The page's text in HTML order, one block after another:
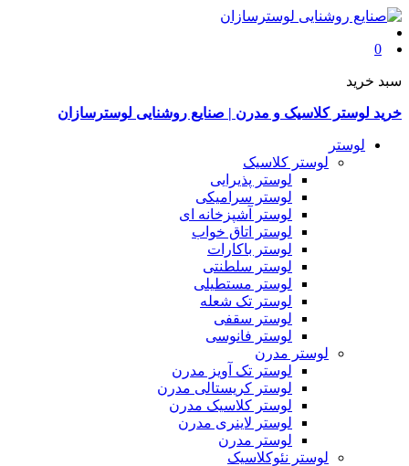
0
سبد خرید
خرید لوستر کلاسیک و مدرن | صنایع روشنایی لوسترسازان
لوستر
لوستر کلاسیک
لوستر پذیرایی
لوستر سرامیکی
لوستر آشپزخانه ای
لوستر اتاق خواب
لوستر باکارات
لوستر سلطنتی
لوستر مستطیلی
لوستر تک شعله
لوستر سقفی
لوستر فانوسی
لوستر مدرن
لوستر تک آویز مدرن
لوستر کریستالی مدرن
لوستر کلاسیک مدرن
لوستر لاینری مدرن
لوستر مدرن
لوستر نئوکلاسیک